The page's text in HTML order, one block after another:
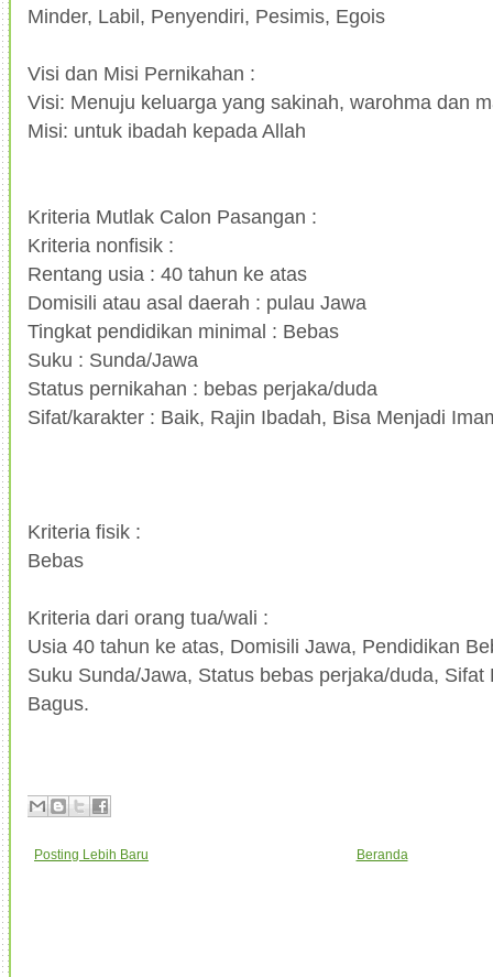
Minder, Labil, Penyendiri, Pesimis, Egois
Visi dan Misi Pernikahan :
Visi: Menuju keluarga yang sakinah, warohma dan
Misi: untuk ibadah kepada Allah
Kriteria Mutlak Calon Pasangan :
Kriteria nonfisik :
Rentang usia : 40 tahun ke atas
Domisili atau asal daerah : pulau Jawa
Tingkat pendidikan minimal : Bebas
Suku : Sunda/Jawa
Status pernikahan : bebas perjaka/duda
Sifat/karakter : Baik, Rajin Ibadah, Bisa Menjadi
Kriteria fisik :
Bebas
Kriteria dari orang tua/wali :
Usia 40 tahun ke atas, Domisili Jawa, Pendidikan
Suku Sunda/Jawa, Status bebas perjaka/duda, Sifat
Bagus.
Posting Lebih Baru Beranda